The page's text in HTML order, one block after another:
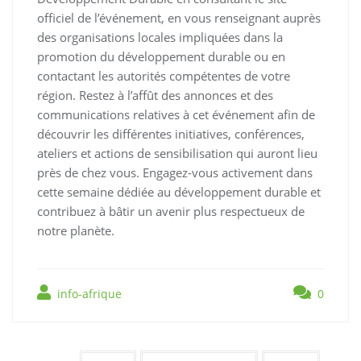
officiel de l’événement, en vous renseignant auprès
des organisations locales impliquées dans la
promotion du développement durable ou en
contactant les autorités compétentes de votre
région. Restez à l’affût des annonces et des
communications relatives à cet événement afin de
découvrir les différentes initiatives, conférences,
ateliers et actions de sensibilisation qui auront lieu
près de chez vous. Engagez-vous activement dans
cette semaine dédiée au développement durable et
contribuez à bâtir un avenir plus respectueux de
notre planète.
info-afrique 0